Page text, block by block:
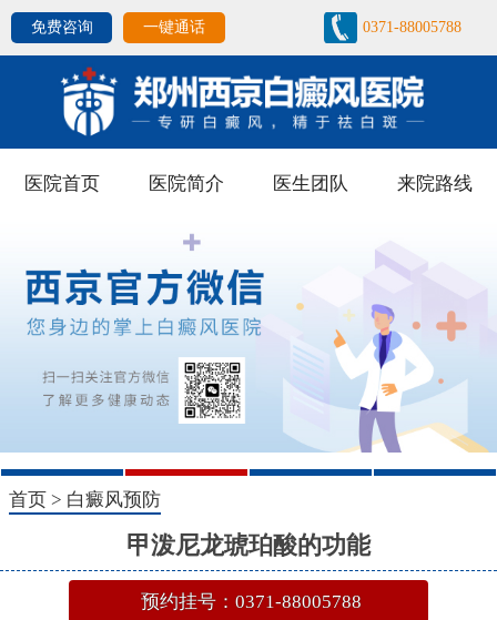
免费咨询 一键通话 0371-88005788
医院首页 医院简介 医生团队 来院路线
1 2 3 4
首页 > 白癜风预防
甲泼尼龙琥珀酸的功能
预约挂号：0371-88005788